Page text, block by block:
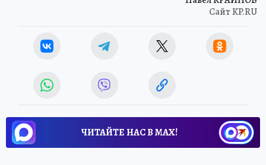
Сайт KP.RU
ЧИТАЙТЕ НАС В МАХ!